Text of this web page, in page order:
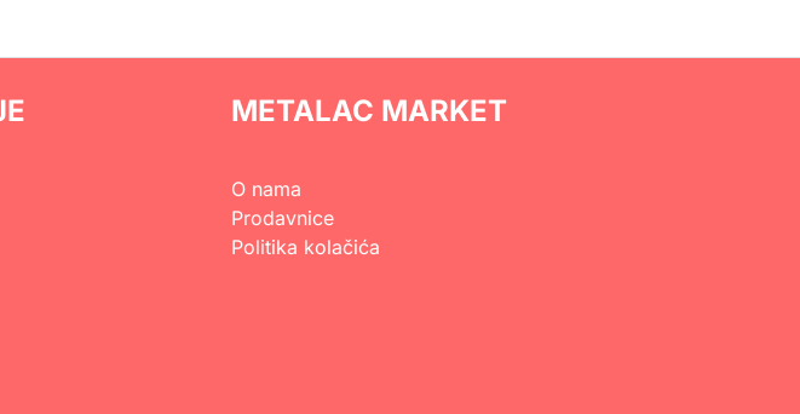
METALAC MARKET
O nama
Prodavnice
Politika kolačića